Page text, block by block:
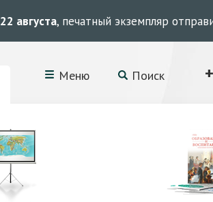
22 августа, печатный экземпляр
Меню Поиск